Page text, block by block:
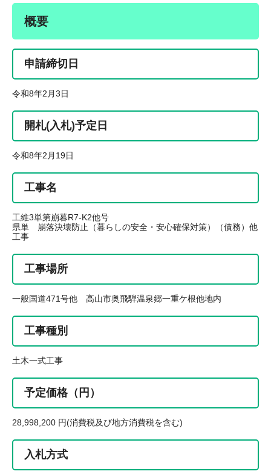
概要
申請締切日
令和8年2月3日
開札(入札)予定日
令和8年2月19日
工事名
工維3単第崩暮R7-K2他号
県単 崩落決壊防止（暮らしの安全・安心確保対策）（債務）他
工事
工事場所
一般国道471号他 高山市奥飛騨温泉郷一重ケ根他地内
工事種別
土木一式工事
予定価格（円）
28,998,200 円(消費税及び地方消費税を含む)
入札方式